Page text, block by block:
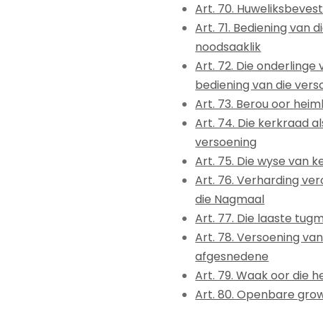
Art. 70.
Art. 71. Bediening van
noodsaaklik
Art. 72. Die onderlinge
bediening van die
Art. 73. Berou oor
Art. 74. Die kerkraad
versoening
Art. 75. Die wyse van
Art. 76. Verharding
die Nagmaal
Art. 77. Die laaste
Art. 78. Versoening
afgesnedene
Art. 79. Waak oor die
Art. 80. Openbare